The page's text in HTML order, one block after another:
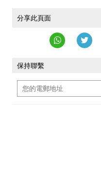
分享此頁面
保持聯繫